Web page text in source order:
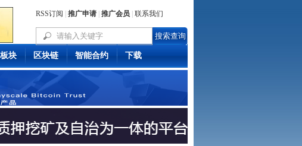
RSS订阅 推广申请 推广会员 联系我们
块 区块链 智能合约 下载